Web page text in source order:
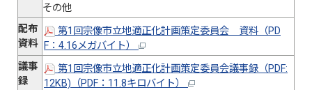
その他
配布
資料
第1回宗像市立地適正化計画策定委員会 資料（PD
F：4.16メガバイト）
議事
録
第1回宗像市立地適正化計画策定委員会議事録（PDF:
12KB)（PDF：11.8キロバイト）